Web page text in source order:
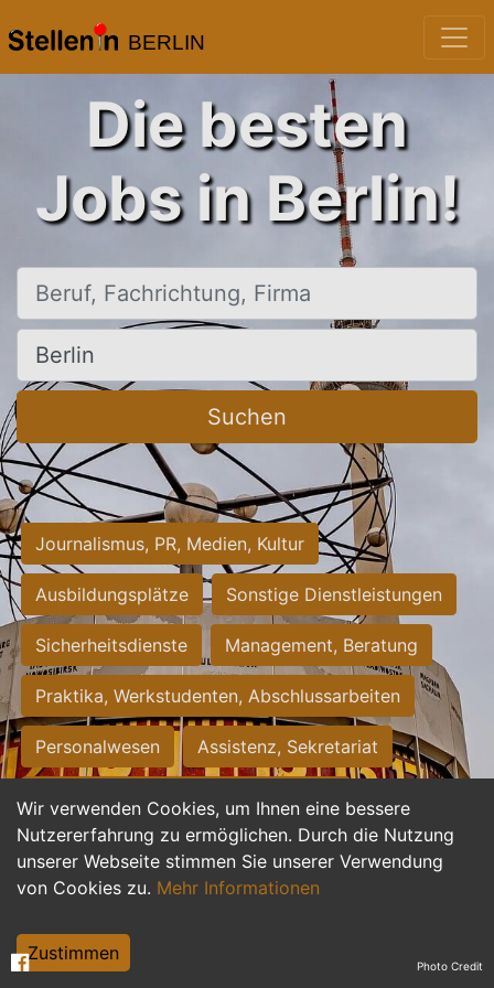
BERLIN
Wir verwenden Cookies, um Ihnen eine bessere
Nutzererfahrung zu ermöglichen. Durch die Nutzung
unserer Webseite stimmen Sie unserer Verwendung
von Cookies zu. Mehr Informationen
Zustimmen
Die besten
Jobs in Berlin!
Beruf, Fachrichtung, Firma
Ort, Stadt
Suchen
Journalismus, PR, Medien, Kultur
Ausbildungsplätze Sonstige Dienstleistungen
Sicherheitsdienste Management, Beratung
Praktika, Werkstudenten, Abschlussarbeiten
Personalwesen Assistenz, Sekretariat
Hilfskräfte, Aushilfs- und Nebenjobs
Einkauf, Logistik, Materialwirtschaft
Weiterbildung, Studium, duale Ausbildung
Tourismus
Photo Credit